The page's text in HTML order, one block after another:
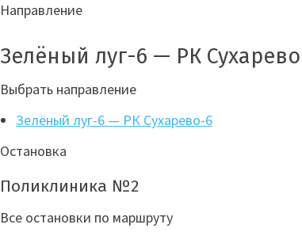
Направление
Зелёный луг-6 — РК
Выбрать направление
Зелёный луг-6 — РК Сухарево-6
Остановка
Поликлиника №2
Все остановки по маршруту